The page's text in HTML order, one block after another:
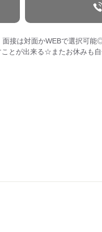
接は対面かWEBで選択可
とが出来る☆またお休みも自